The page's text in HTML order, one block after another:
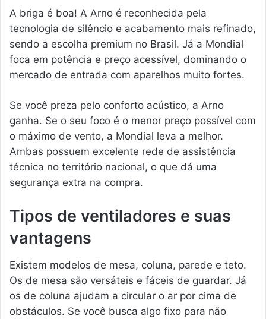
A briga é boa! A Arno é reconhecida pela
tecnologia de silêncio e acabamento mais refinado,
sendo a escolha premium no Brasil. Já a Mondial
foca em potência e preço acessível, dominando o
mercado de entrada com aparelhos muito fortes.
Se você preza pelo conforto acústico, a Arno
ganha. Se o seu foco é o menor preço possível com
o máximo de vento, a Mondial leva a melhor.
Ambas possuem excelente rede de assistência
técnica no território nacional, o que dá uma
segurança extra na compra.
Tipos de ventiladores e suas
vantagens
Existem modelos de mesa, coluna, parede e teto.
Os de mesa são versáteis e fáceis de guardar. Já
os de coluna ajudam a circular o ar por cima de
obstáculos. Se você busca algo fixo para não